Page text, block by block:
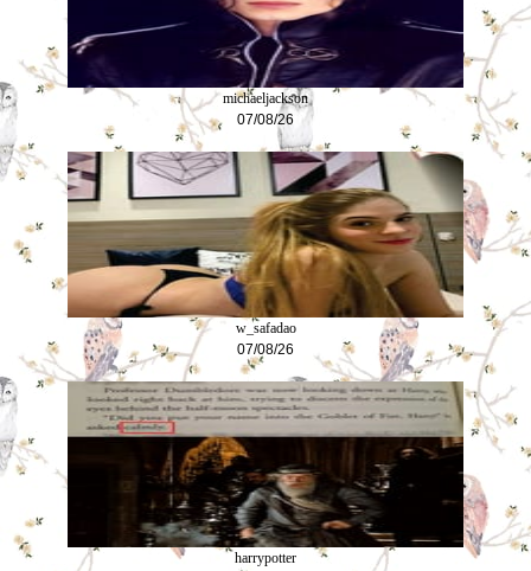
michaeljackson
07/08/26
w_safadao
07/08/26
harrypotter